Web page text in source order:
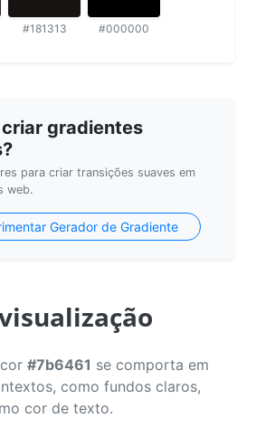
#181313 #000000
criar gradientes
para criar transições suaves em
web.
Gerador de Gradiente
#7b6461 se comporta em
como fundos claros,
cor de texto.